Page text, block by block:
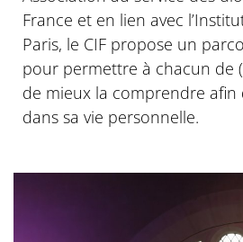
France et en lien avec
Paris, le CIF propose un
pour permettre à chacun de
de mieux la comprendre afin
dans sa vie personnelle.